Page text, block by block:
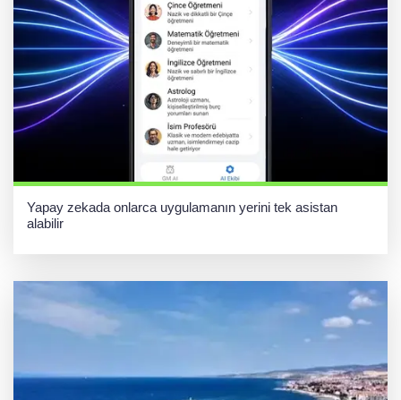
Yapay zekada onlarca uygulamanın yerini tek asistan
alabilir